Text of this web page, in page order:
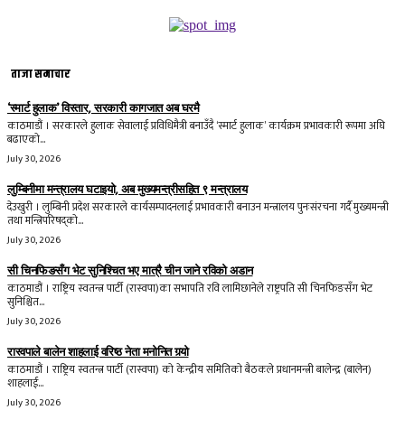
ताजा समाचार
‘स्मार्ट हुलाक’ विस्तार, सरकारी कागजात अब घरमै
काठमाडौं । सरकारले हुलाक सेवालाई प्रविधिमैत्री बनाउँदै ‘स्मार्ट हुलाक’ कार्यक्रम प्रभावकारी रूपमा अघि
बढाएको...
July 30, 2026
लुम्बिनीमा मन्त्रालय घटाइयो, अब मुख्यमन्त्रीसहित ९ मन्त्रालय
देउखुरी । लुम्बिनी प्रदेश सरकारले कार्यसम्पादनलाई प्रभावकारी बनाउन मन्त्रालय पुनःसंरचना गर्दै मुख्यमन्त्री
तथा मन्त्रिपरिषद्को...
July 30, 2026
सी चिनफिङसँग भेट सुनिश्चित भए मात्रै चीन जाने रविको अडान
काठमाडौं । राष्ट्रिय स्वतन्त्र पार्टी (रास्वपा)का सभापति रवि लामिछानेले राष्ट्रपति सी चिनफिङसँग भेट
सुनिश्चित...
July 30, 2026
रास्वपाले बालेन शाहलाई वरिष्ठ नेता मनोनित गर्‍यो
काठमाडौं । राष्ट्रिय स्वतन्त्र पार्टी (रास्वपा) को केन्द्रीय समितिको बैठकले प्रधानमन्त्री बालेन्द्र (बालेन)
शाहलाई...
July 30, 2026